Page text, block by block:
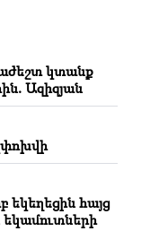
կտանք
Ազիզյան
եկեղեցին հայց
եկամուտների